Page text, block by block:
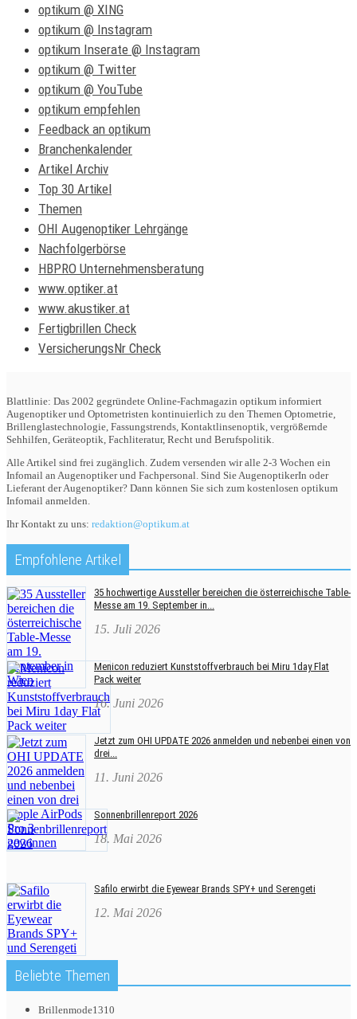
optikum @ XING
optikum @ Instagram
optikum Inserate @ Instagram
optikum @ Twitter
optikum @ YouTube
optikum empfehlen
Feedback an optikum
Branchenkalender
Artikel Archiv
Top 30 Artikel
Themen
OHI Augenoptiker Lehrgänge
Nachfolgerbörse
HBPRO Unternehmensberatung
www.optiker.at
www.akustiker.at
Fertigbrillen Check
VersicherungsNr Check
Blattlinie: Das 2002 gegründete Online-Fachmagazin optikum informiert
Augenoptiker und Optometristen kontinuierlich zu den Themen Optometrie,
Brillenglastechnologie, Fassungstrends, Kontaktlinsenoptik, vergrößernde
Sehhilfen, Geräteoptik, Fachliteratur, Recht und Berufspolitik.
Alle Artikel sind frei zugänglich. Zudem versenden wir alle 2-3 Wochen ein
Infomail an Augenoptiker und Fachpersonal. Sind Sie AugenoptikerIn oder
Lieferant der Augenoptiker? Dann können Sie sich zum kostenlosen optikum
Infomail anmelden.
Ihr Kontakt zu uns: redaktion@optikum.at
Empfohlene Artikel
35 hochwertige Aussteller bereichen die österreichische Table-
Messe am 19. September in...
15. Juli 2026
Menicon reduziert Kunststoffverbrauch bei Miru 1day Flat
Pack weiter
16. Juni 2026
Jetzt zum OHI UPDATE 2026 anmelden und nebenbei einen von
drei...
11. Juni 2026
Sonnenbrillenreport 2026
18. Mai 2026
Safilo erwirbt die Eyewear Brands SPY+ und Serengeti
12. Mai 2026
Beliebte Themen
Brillenmode1310